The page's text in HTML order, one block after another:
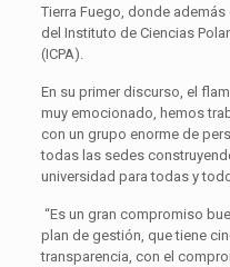
Tierra Fuego, donde
del Instituto de Ciencias
(ICPA).
En su primer discurso, el
muy emocionado, hemos
con un grupo enorme de
todas las sedes
universidad para todas y
“Es un gran compromiso
plan de gestión, que tiene
transparencia, con el